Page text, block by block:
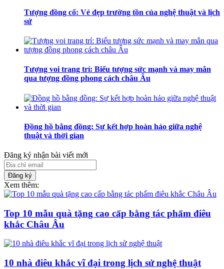
Tượng đồng cổ: Vẻ đẹp trường tồn của nghệ thuật và lịch
sử
Tượng voi trang trí: Biểu tượng sức mạnh và may mắn
qua tượng đồng phong cách châu Âu
Đồng hồ bằng đồng: Sự kết hợp hoàn hảo giữa nghệ
thuật và thời gian
Đăng ký nhận bài viết mới
Đăng ký
Xem thêm:
Top 10 mẫu quà tặng cao cấp bằng tác phẩm điêu
khắc Châu Âu
10 nhà điêu khắc vĩ đại trong lịch sử nghệ thuật